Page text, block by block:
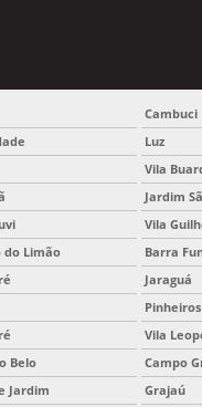
Cambuci
Luz
Vila
Jardim
Vila
do Limão Barra
Jaraguá
Pinheiros
Vila
Belo Campo
Jardim Grajaú